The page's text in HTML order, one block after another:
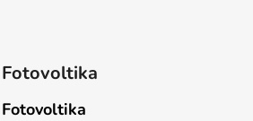
Fotovoltika
Fotovoltika